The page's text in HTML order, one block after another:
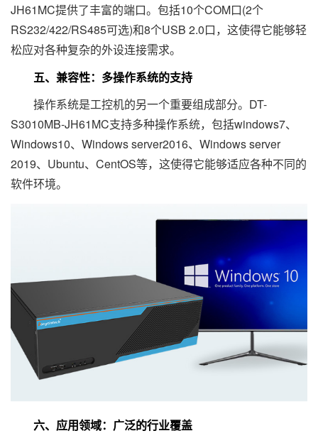
JH61MC提供了丰富的端口。包括10个COM口(2个
RS232/422/RS485可选)和8个USB 2.0口，这使得它能够轻
松应对各种复杂的外设连接需求。
五、兼容性：多操作系统的支持
操作系统是工控机的另一个重要组成部分。DT-
S3010MB-JH61MC支持多种操作系统，包括windows7、
Windows10、Windows server2016、Windows server
2019、Ubuntu、CentOS等，这使得它能够适应各种不同的
软件环境。
六、应用领域：广泛的行业覆盖